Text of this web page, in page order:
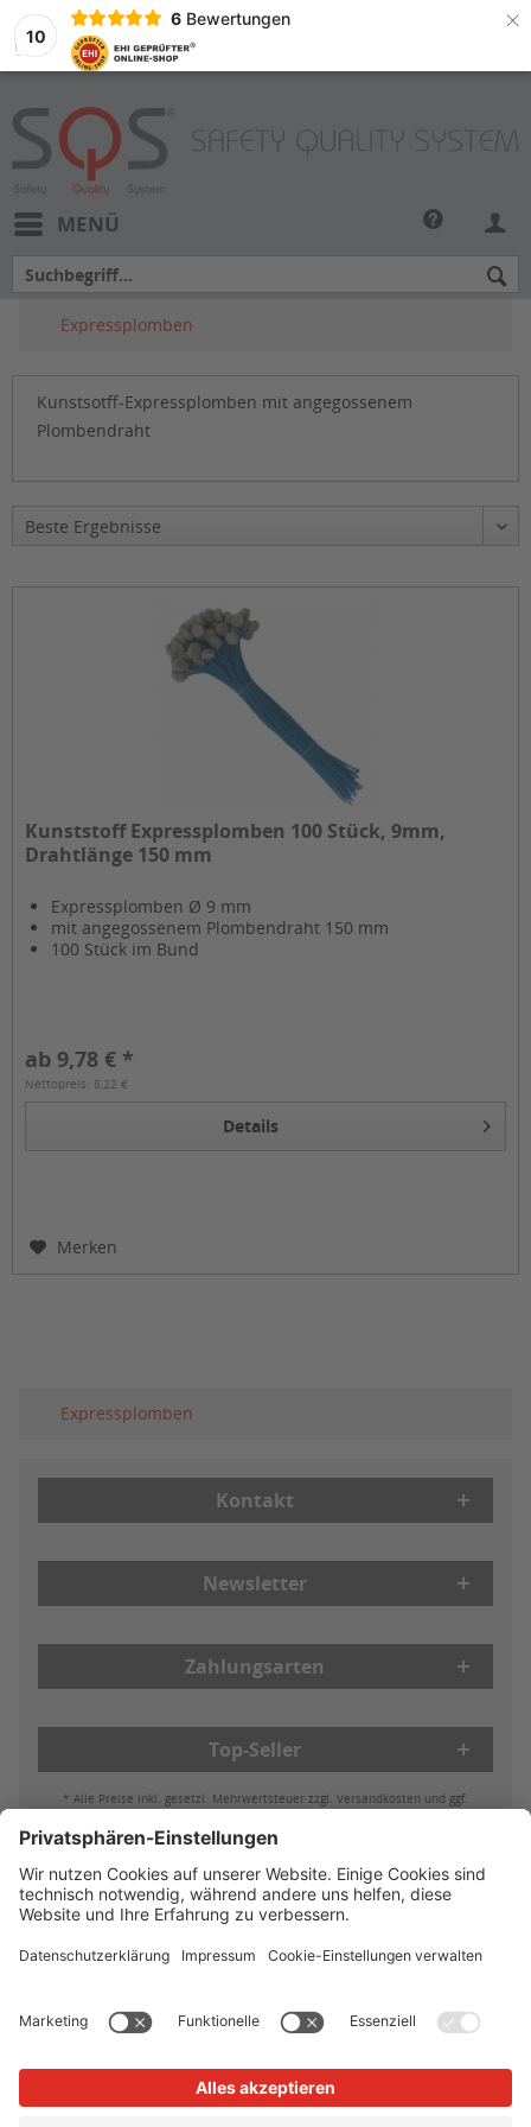
10
6 Bewertungen ×
MENÜ
Expressplomben
Kunstsotff-Expressplomben mit angegossenem
Plombendraht
Kunststoff Expressplomben 100 Stück, 9mm,
Drahtlänge 150 mm
Expressplomben Ø 9 mm
mit angegossenem Plombendraht 150 mm
100 Stück im Bund
ab 9,78 € *
Nettopreis: 8,22 €
Details
Merken
Expressplomben
Kontakt
Newsletter
Zahlungsarten
Top-Seller
* Alle Preise inkl. gesetzl. Mehrwertsteuer zzgl. Versandkosten und ggf.
Batterieleistung & Entsorgung
Widerruf
Reklamationen
AGB
Datenschutz Impressum Vertrag widerrufen